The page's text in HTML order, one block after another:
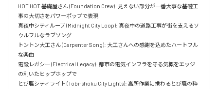
HOT HOT 基礎屋さん (Foundation Crew): 見えない部分が一番大事な基礎工
事の大切さをパワーポップで表現
真夜中シティループ (Midnight City Loop): 真夜中の道路工事が街を支えるソ
ウルフルなラブソング
トントン大工さん (Carpenter Song): 大工さんへの感謝を込めたハートフル
な楽曲
電設レガシー (Electrical Legacy): 都市の電気インフラを守る気概をエッジ
の利いたヒップホップで
とび職シティライト (Tobi-shoku City Lights): 高所作業に携わるとび職の粋